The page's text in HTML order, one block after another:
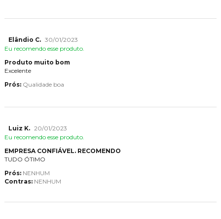
Elândio C. 30/01/2023
Eu recomendo esse produto.
Produto muito bom
Excelente
Prós: Qualidade boa
Luiz K. 20/01/2023
Eu recomendo esse produto.
EMPRESA CONFIÁVEL. RECOMENDO
TUDO ÓTIMO
Prós: NENHUM
Contras: NENHUM